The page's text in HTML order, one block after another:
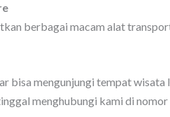
berbagai macam alat
bisa mengunjungi tempat wisata
menghubungi kami di